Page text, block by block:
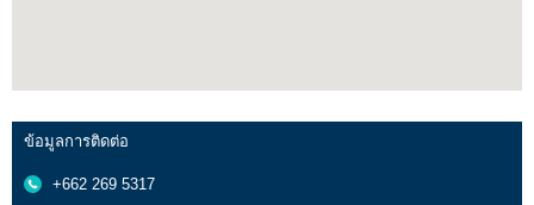
ข้อมูลการติดต่อ
+662 269 5317